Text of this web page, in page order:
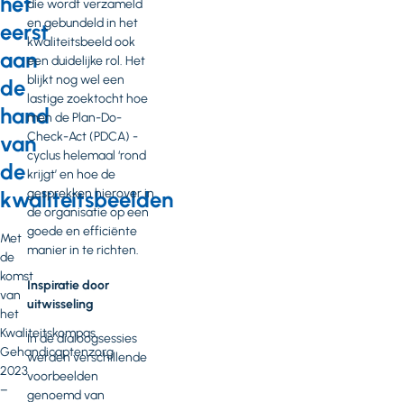
eerst
aan
de
hand
van
de
kwaliteitsbeelden
Met
de
komst
van
het
Kwaliteitskompas
Gehandicaptenzorg
2023
–
die wordt verzameld
en gebundeld in het
kwaliteitsbeeld ook
een duidelijke rol. Het
blijkt nog wel een
lastige zoektocht hoe
men de Plan-Do-
Check-Act (PDCA) -
cyclus helemaal ‘rond
krijgt’ en hoe de
gesprekken hierover in
de organisatie op een
goede en efficiënte
manier in te richten.
Inspiratie door
uitwisseling
In de dialoogsessies
werden verschillende
voorbeelden
genoemd van